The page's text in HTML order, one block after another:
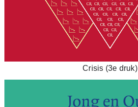
Crisis (3e druk)